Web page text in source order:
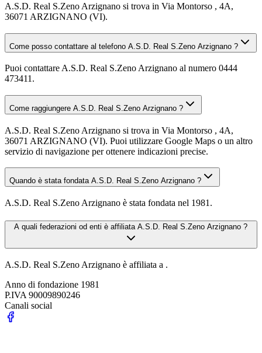
A.S.D. Real S.Zeno Arzignano si trova in Via Montorso , 4A,
36071 ARZIGNANO (VI).
Come posso contattare al telefono A.S.D. Real S.Zeno Arzignano ?
Puoi contattare A.S.D. Real S.Zeno Arzignano al numero 0444
473411.
Come raggiungere A.S.D. Real S.Zeno Arzignano ?
A.S.D. Real S.Zeno Arzignano si trova in Via Montorso , 4A,
36071 ARZIGNANO (VI). Puoi utilizzare Google Maps o un altro
servizio di navigazione per ottenere indicazioni precise.
Quando è stata fondata A.S.D. Real S.Zeno Arzignano ?
A.S.D. Real S.Zeno Arzignano è stata fondata nel 1981.
A quali federazioni od enti è affiliata A.S.D. Real S.Zeno Arzignano ?
A.S.D. Real S.Zeno Arzignano è affiliata a .
Anno di fondazione 1981
P.IVA 90009890246
Canali social